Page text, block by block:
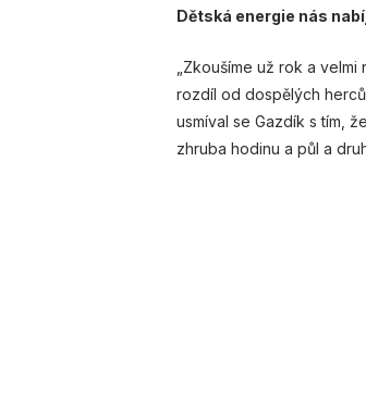
Dětská energie nás
„Zkoušíme už rok a
rozdíl od dospělých
usmíval se Gazdík s tím,
zhruba hodinu a půl a